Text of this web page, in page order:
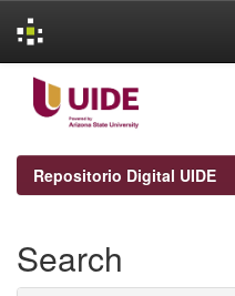
navigation
Repositorio Digital UIDE
Search